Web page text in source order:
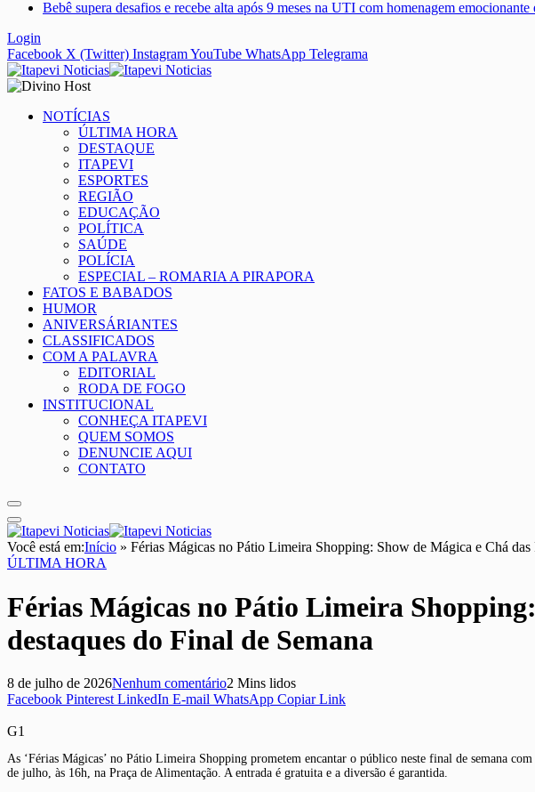
Bebê supera desafios e recebe alta após 9 meses na UTI com homenagem emocionante
Login
Facebook X (Twitter) InstagramYouTube WhatsApp Telegrama
NOTÍCIAS
ÚLTIMA HORA
DESTAQUE
ITAPEVI
ESPORTES
REGIÃO
EDUCAÇÃO
POLÍTICA
SAÚDE
POLÍCIA
ESPECIAL – ROMARIA A PIRAPORA
FATOS E BABADOS
HUMOR
ANIVERSÁRIANTES
CLASSIFICADOS
COM A PALAVRA
EDITORIAL
RODA DE FOGO
INSTITUCIONAL
CONHEÇA ITAPEVI
QUEM SOMOS
DENUNCIE AQUI
CONTATO
Você está em:Início » Férias Mágicas no Pátio Limeira Shopping: Show de Mágica e Chá das
ÚLTIMA HORA
Férias Mágicas no Pátio Limeira
destaques do Final de Semana
8 de julho de 2026Nenhum comentário2 Mins lidos
Facebook Pinterest LinkedIn E-mail WhatsApp Copiar Link
G1
As ‘Férias Mágicas’ no Pátio Limeira Shopping prometem encantar o público neste final de semana
de julho, às 16h, na Praça de Alimentação. A entrada é gratuita e a diversão é garantida.